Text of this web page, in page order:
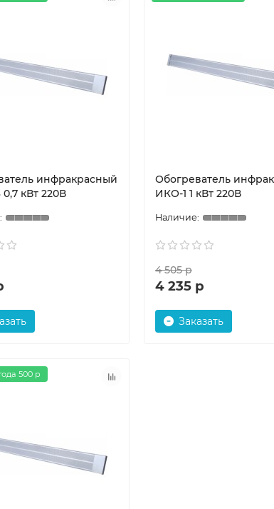
инфракрасный
кВт 220В
Обогреватель
ИКО-1 1 кВт 220В
4 505 р
4 235 р
Заказать
500 р